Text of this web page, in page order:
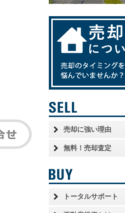
売却に強い理由
無料！売却査定
トータルサポート